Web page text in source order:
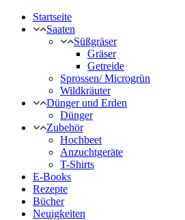
Startseite
Saaten
Süßgräser
Gräser
Getreide
Sprossen/ Microgrün
Wildkräuter
Dünger und Erden
Dünger
Zubehör
Hochbeet
Anzuchtgeräte
T-Shirts
E-Books
Rezepte
Bücher
Neuigkeiten